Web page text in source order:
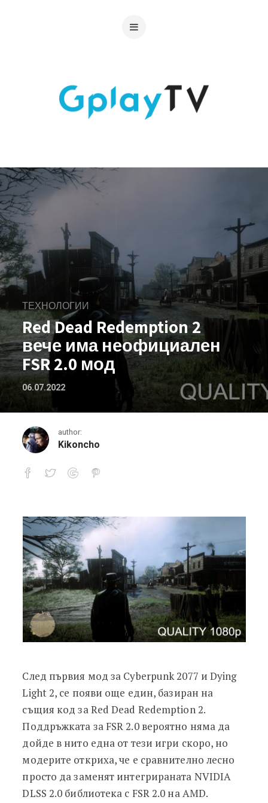
ТЕХНОЛОГИИ
Red Dead Redemption 2
вече има неофициален
FSR 2.0 мод
06.07.2022
author:
Kikoncho
Red Dead Redemption 2 вече има
След първия мод за Cyberpunk 2077 и Dying
Light 2, се появи още един, базиран на
същия код за Red Dead Redemption 2.
Поддръжката за FSR 2.0 вероятно няма да
дойде в нито една от тези игри скоро, но
модерите откриха, че е сравнително лесно
просто да заменят интегрираната NVIDIA
DLSS 2.0 библиотека с FSR 2.0 на AMD.